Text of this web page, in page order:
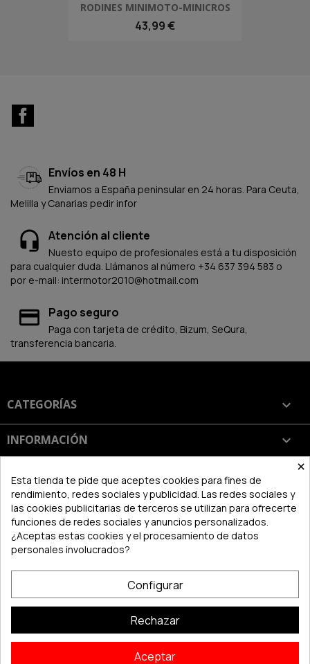
RODINES MINIMOTO-MINICROS
43,99 €
Envíos en 48 H
Enviamos a España peninsular en 24 horas. Para Ceuta,
Melilla y Canarias pedir infor
Atención al cliente
Nuesto equipo de profesionales está a tu disposición
para cualquier duda. Llámanos al número +34 637 394 583 o
por e-mail: intermotor2010@hotmail.com
Pago seguro
Paga con tarjeta de crédito, Bizum, SeQura,
transferencia bancaria.
CATEGORÍAS 
INFORMACIÓN 
SU CUENTA
INFORMACIÓN DE LA TIENDA keyboard_arrow_down
×
Esta tienda te pide que aceptes cookies para fines de
rendimiento, redes sociales y publicidad. Las redes sociales y
las cookies publicitarias de terceros se utilizan para ofrecerte
funciones de redes sociales y anuncios personalizados.
¿Aceptas estas cookies y el procesamiento de datos
personales involucrados?
Configurar
Rechazar
Aceptar